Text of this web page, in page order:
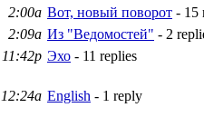
2:00a Вот, новый поворот - 15
2:09a Из "Ведомостей" - 2
11:42p Эхо - 11 replies
12:24a English - 1 reply